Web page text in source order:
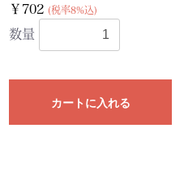
￥702 (税率8%込)
数量
カートに入れる